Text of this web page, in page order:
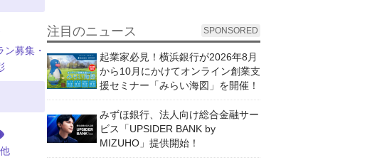
ン募集・
注目のニュース SPONSORED
起業家必見！横浜銀行が2026年8月
から10月にかけてオンライン創業支
援セミナー「みらい海図」を開催！
みずほ銀行、法人向け総合金融サー
ビス「UPSIDER BANK by
MIZUHO」提供開始！